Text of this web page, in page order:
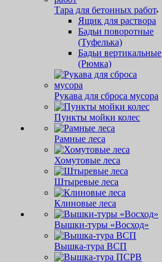
Тара для бетонных работ
Ящик для раствора
Бадьи поворотные
(Туфелька)
Бадьи вертикальные
(Рюмка)
Рукава для сброса мусора
Пункты мойки колес
Рамные леса
Хомутовые леса
Штыревые леса
Клиновые леса
Вышки-туры «Восход»
Вышка-тура ВСП